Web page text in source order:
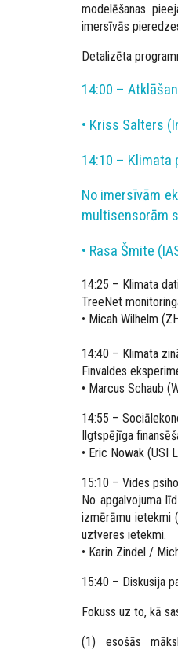
modelēšanas
imersīvās
Detalizēta
14:00 –
• Kriss Salters
14:10 –
No imersīvām
multisensorām
• Rasa Šmite
14:25 – Klimata
TreeNet
• Micah Wilhelm
14:40 – Klimata
Finvaldes
• Marcus Schaub
14:55 –
Ilgtspējīga
• Eric Nowak (USI
15:10 – Vides
No apgalvojuma
izmērāmu ietekmi
uztveres ietekmi.
• Karin Zindel /
15:40 – Diskusija
Fokuss uz to, kā
(1) esošās